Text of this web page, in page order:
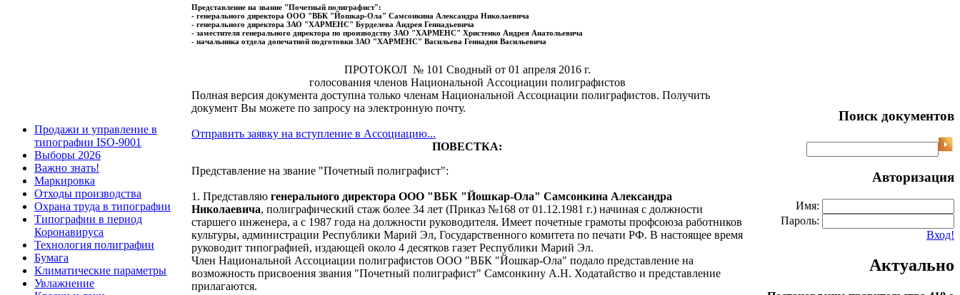
Продажи и управление в
типографии ISO-9001
Выборы 2026
Важно знать!
Маркировка
Отходы производства
Охрана труда в типографии
Типографии в период
Коронавируса
Технология полиграфии
Бумага
Климатические параметры
Увлажнение
Представление на звание "Почетный полиграфист":
- генерального директора ООО "ВБК "Йошкар-Ола" Самсонкина Александра Николаевича
- генерального директора ЗАО "ХАРМЕНС" Бурделева Андрея Геннадьевича
- заместителя генерального директора по производству ЗАО "ХАРМЕНС" Христенко Андрея Анатольевича
- начальника отдела допечатной подготовки ЗАО "ХАРМЕНС" Васильева Геннадия Васильевича
ПРОТОКОЛ № 101 Сводный от 01 апреля 2016 г.
голосования членов Национальной Ассоциации полиграфистов
Полная версия документа доступна только членам Национальной Ассоциации полиграфистов. Получить
документ Вы можете по запросу на электронную почту.
Отправить заявку на вступление в Ассоциацию...
ПОВЕСТКА:
Представление на звание "Почетный полиграфист":
1. Представляю генерального директора ООО "ВБК "Йошкар-Ола" Самсонкина Александра
Николаевича, полиграфический стаж более 34 лет (Приказ №168 от 01.12.1981 г.) начиная с должности
старшего инженера, а с 1987 года на должности руководителя. Имеет почетные грамоты профсоюза работников
культуры, администрации Республики Марий Эл, Государственного комитета по печати РФ. В настоящее время
руководит типографией, издающей около 4 десятков газет Республики Марий Эл.
Член Национальной Ассоциации полиграфистов ООО "ВБК "Йошкар-Ола" подало представление на
возможность присвоения звания "Почетный полиграфист" Самсонкину А.Н. Ходатайство и представление
прилагаются.
Поиск документов
Авторизация
Имя:
Пароль:
Вход!
Актуально